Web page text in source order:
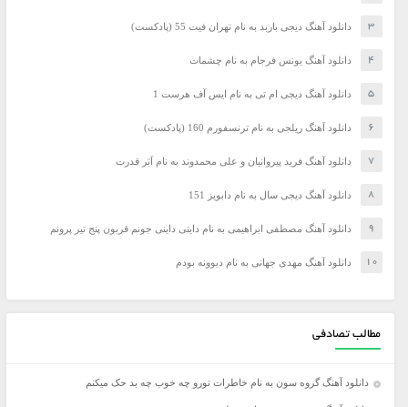
دانلود آهنگ دیجی باربد به نام تهران فیت 55 (پادکست)
دانلود آهنگ یونس فرجام به نام چشمات
دانلود آهنگ دیجی ام تی به نام ایس آف هرست 1
دانلود آهنگ ریلجی به نام ترنسفورم 160 (پادکست)
دانلود آهنگ فرید پیروانیان و علی محمدوند به نام اَبَر قدرت
دانلود آهنگ دیجی سال به نام دابویز 151
دانلود آهنگ مصطفی ابراهیمی به نام داینی داینی جونم قربون پنج تیر پرونم
دانلود آهنگ مهدی جهانی به نام دیوونه بودم
مطالب تصادفی
دانلود آهنگ گروه سون به نام خاطرات تورو چه خوب چه بد حک میکنم